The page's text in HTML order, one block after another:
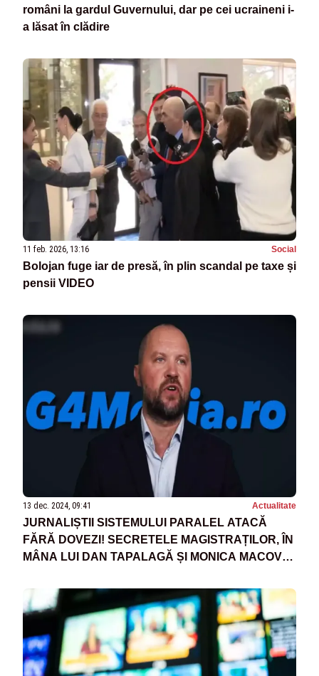
români la gardul Guvernului, dar pe cei ucraineni i-
a lăsat în clădire
11 feb. 2026, 13:16 Social
Bolojan fuge iar de presă, în plin scandal pe taxe și
pensii VIDEO
13 dec. 2024, 09:41 Actualitate
JURNALIȘTII SISTEMULUI PARALEL ATACĂ
FĂRĂ DOVEZI! SECRETELE MAGISTRAȚILOR, ÎN
MÂNA LUI DAN TAPALAGĂ ȘI MONICA MACOVEI: